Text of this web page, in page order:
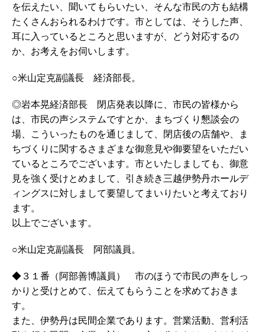
を伝えたい、聞いてもらいたい、そんな市民の方も結構
たくさんおられるわけです。市としては、そうした声、
耳に入っているところと思いますが、どう対応するの
か、お考えをお伺いします。
○米山定克副議長 経済部長。
◎岩本晃経済部長 閉店発表以降に、市民の皆様から
は、市民の声システムですとか、まちづくり懇談会の
場、こういったものを通じまして、閉店後の店舗や、ま
ちづくりに関するさまざまな御意見や御要望をいただい
ているところでございます。市といたしましても、御意
見を強く受けとめまして、引き続き三越伊勢丹ホールデ
ィングスに対しまして要望してまいりたいと考えており
ます。
以上でございます。
○米山定克副議長 阿部議員。
◆３１番（阿部善博議員） 市のほうで市民の声をしっ
かりと受けとめて、伝えてもらうことを求めておきま
す。
また、伊勢丹は民間企業であります。営業活動、営利活